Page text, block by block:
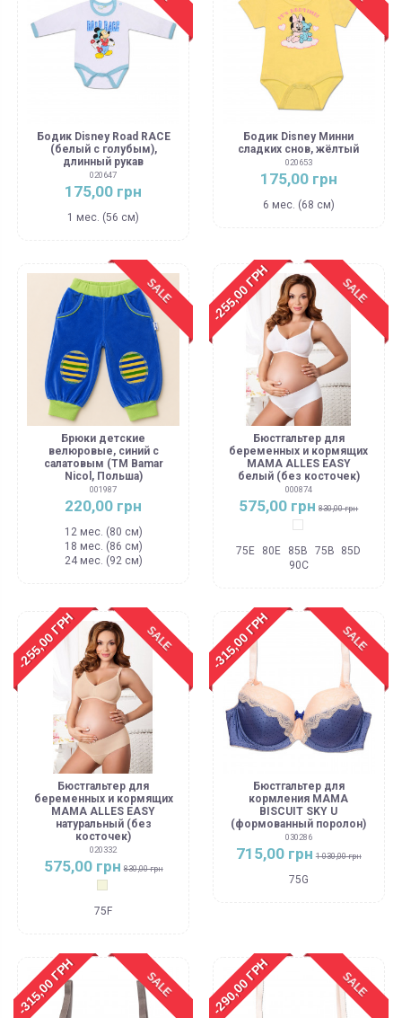
Бодик Disney Road RACE
(белый с голубым),
длинный рукав
020647
175,00 грн
1 мес. (56 см)
Бодик Disney Минни
сладких снов, жёлтый
020653
175,00 грн
6 мес. (68 см)
SALE
Брюки детские
велюровые, синий с
салатовым (ТМ Bamar
Nicol, Польша)
001987
220,00 грн
12 мес. (80 см)
18 мес. (86 см)
24 мес. (92 см)
SALE
-255,00 ГРН
Бюстгальтер для
беременных и кормящих
MAMA ALLES EASY
белый (без косточек)
000874
575,00 грн 830,00 грн
Белый
75E
80E 85B 75B
85D
90C
SALE
-255,00 ГРН
Бюстгальтер для
беременных и кормящих
MAMA ALLES EASY
натуральный (без
косточек)
020332
575,00 грн 830,00 грн
Бежевый
75F
SALE
-315,00 ГРН
Бюстгальтер для
кормления MAMA
BISCUIT SKY U
(формованный поролон)
030286
715,00 грн 1 030,00 грн
75G
SALE
-315,00 ГРН SALE
-290,00 ГРН